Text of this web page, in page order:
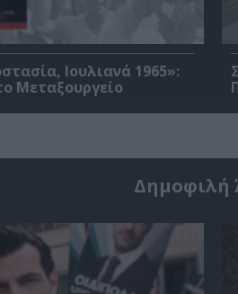
Ιουλιανά 1965»:
Μεταξουργείο
Δημοφιλή